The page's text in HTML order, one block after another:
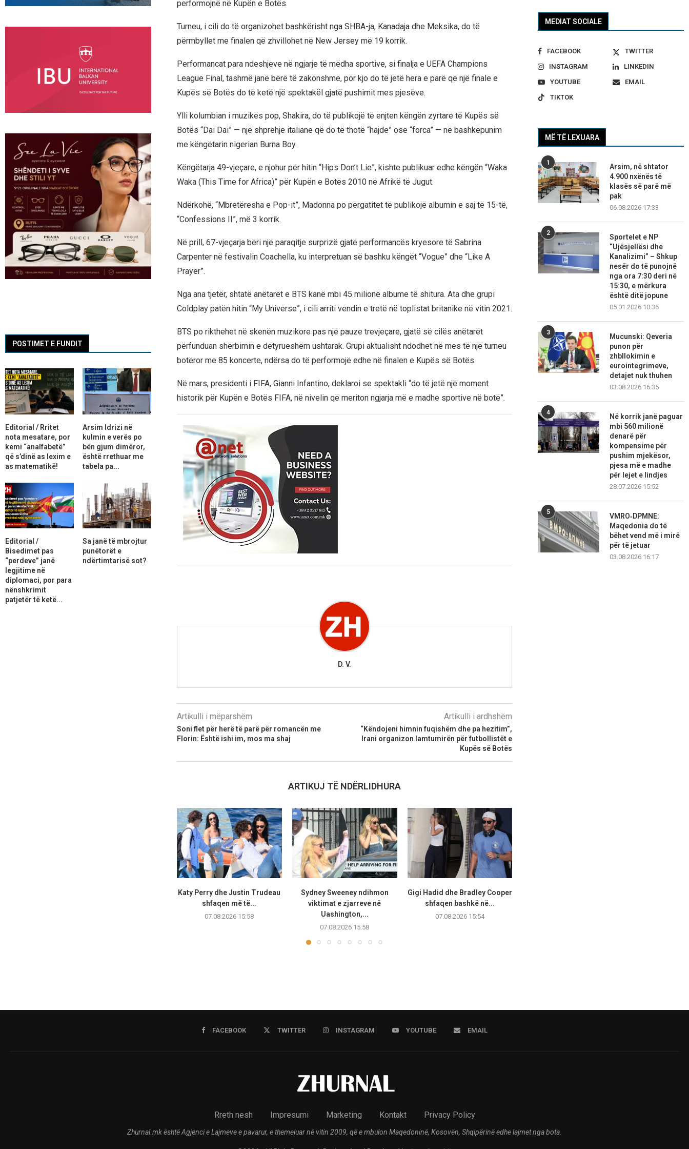
performojnë në Kupën e Botës.
Turneu, i cili do të organizohet bashkërisht nga SHBA-ja, Kanadaja dhe Meksika, do të
përmbyllet me finalen që zhvillohet në New Jersey më 19 korrik.
Performancat para ndeshjeve në ngjarje të mëdha sportive, si finalja e UEFA Champions
League Final, tashmë janë bërë të zakonshme, por kjo do të jetë hera e parë që një finale e
Kupës së Botës do të ketë një spektakël gjatë pushimit mes pjesëve.
Ylli kolumbian i muzikës pop, Shakira, do të publikojë të enjten këngën zyrtare të Kupës së
Botës “Dai Dai” — një shprehje italiane që do të thotë “hajde” ose “forca” — në bashkëpunim
me këngëtarin nigerian Burna Boy.
Këngëtarja 49-vjeçare, e njohur për hitin “Hips Don’t Lie”, kishte publikuar edhe këngën “Waka
Waka (This Time for Africa)” për Kupën e Botës 2010 në Afrikë të Jugut.
Ndërkohë, “Mbretëresha e Pop-it”, Madonna po përgatitet të publikojë albumin e saj të 15-të,
“Confessions II”, më 3 korrik.
Në prill, 67-vjeçarja bëri një paraqitje surprizë gjatë performancës kryesore të Sabrina
Carpenter në festivalin Coachella, ku interpretuan së bashku këngët “Vogue” dhe “Like A
Prayer”.
Nga ana tjetër, shtatë anëtarët e BTS kanë mbi 45 milionë albume të shitura. Ata dhe grupi
Coldplay patën hitin “My Universe”, i cili arriti vendin e tretë në toplistat britanike në vitin 2021.
BTS po rikthehet në skenën muzikore pas një pauze trevjeçare, gjatë së cilës anëtarët
përfunduan shërbimin e detyrueshëm ushtarak. Grupi aktualisht ndodhet në mes të një turneu
botëror me 85 koncerte, ndërsa do të performojë edhe në finalen e Kupës së Botës.
Në mars, presidenti i FIFA, Gianni Infantino, deklaroi se spektakli “do të jetë një moment
historik për Kupën e Botës FIFA, në nivelin që meriton ngjarja më e madhe sportive në botë”.
D. V.
Artikulli i mëparshëm
Soni flet për herë të parë për romancën me
Florin: Është ishi im, mos ma shaj
Artikulli i ardhshëm
“Këndojeni himnin fuqishëm dhe pa hezitim”,
Irani organizon lamtumirën për futbollistët e
Kupës së Botës
ARTIKUJ TË NDËRLIDHURA
Katy Perry dhe Justin Trudeau
shfaqen më të...
07.08.2026 15:58
Sydney Sweeney ndihmon
viktimat e zjarreve në
Uashington,...
07.08.2026 15:58
Gigi Hadid dhe Bradley Cooper
shfaqen bashkë në...
07.08.2026 15:54
MEDIAT SOCIALE
FACEBOOK
TWITTER
INSTAGRAM
LINKEDIN
YOUTUBE
EMAIL
TIKTOK
MË TË LEXUARA
1
Arsim, në shtator
4.900 nxënës të
klasës së parë më
pak
06.08.2026 17:33
2
Sportelet e NP
“Ujësjellësi dhe
Kanalizimi” – Shkup
nesër do të punojnë
nga ora 7:30 deri në
15:30, e mërkura
është ditë jopune
05.01.2026 10:36
3
Mucunski: Qeveria
punon për
zhbllokimin e
eurointegrimeve,
detajet nuk thuhen
03.08.2026 16:35
4
Në korrik janë paguar
mbi 560 milionë
denarë për
kompensime për
pushim mjekësor,
pjesa më e madhe
për lejet e lindjes
28.07.2026 15:52
5
VMRO‑DPMNE:
Maqedonia do të
bëhet vend më i mirë
për të jetuar
03.08.2026 16:17
POSTIMET E FUNDIT
Editorial / Rritet
nota mesatare, por
kemi “analfabetë”
që s’dinë as lexim e
as matematikë!
Arsim Idrizi në
kulmin e verës po
bën gjum dimëror,
është rrethuar me
tabela pa...
Editorial /
Bisedimet pas
“perdeve” janë
legjitime në
diplomaci, por para
nënshkrimit
patjetër të ketë...
Sa janë të mbrojtur
punëtorët e
ndërtimtarisë sot?
FACEBOOK TWITTER INSTAGRAM YOUTUBE EMAIL
Rreth nesh Impresumi Marketing Kontakt Privacy Policy
Zhurnal.mk është Agjenci e Lajmeve e pavarur, e themeluar në vitin 2009, që e mbulon Maqedoninë, Kosovën, Shqipërinë edhe lajmet nga bota.